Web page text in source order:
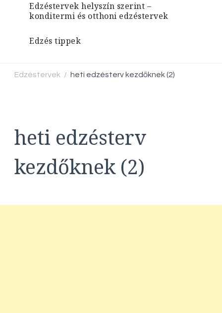
Edzéstervek helyszín szerint –
konditermi és otthoni edzéstervek
Edzés tippek
Edzéstervek / heti edzésterv kezdőknek (2)
heti edzésterv
kezdőknek (2)